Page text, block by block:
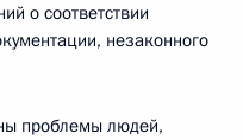
о соответствии
незаконного
проблемы людей,